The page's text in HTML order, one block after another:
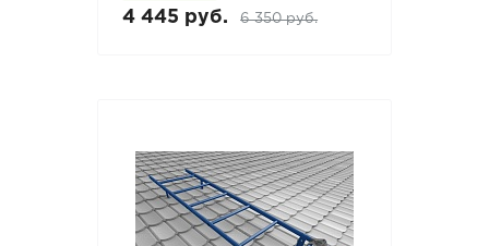
4 445 руб. 6 350 руб.